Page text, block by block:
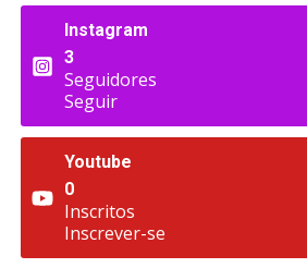
Instagram
3
Seguidores
Seguir
Youtube
0
Inscritos
Inscrever-se